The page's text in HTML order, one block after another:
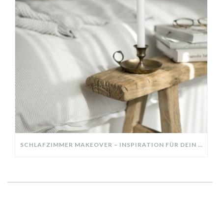
SCHLAFZIMMER MAKEOVER – INSPIRATION FÜR DEIN SCHLAFZIMMER: AUS ALT MACH NEU – HELL, GEMÜTLICH UND EINLADEND